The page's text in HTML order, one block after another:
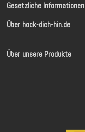
Gesetzliche Informationen
Über hock-dich-hin.de
Über unsere Produkte